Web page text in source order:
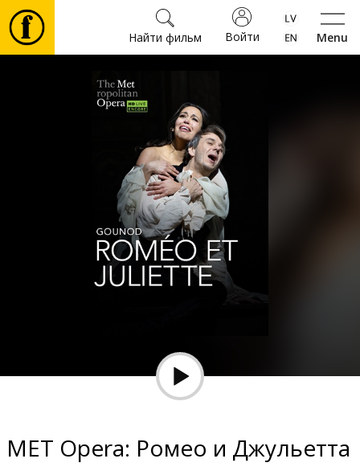
Menu
Войти
Найти фильм
Фильмы
Мероприятия
Новости
Клуб
MET Opera: Ромео и Джульетта